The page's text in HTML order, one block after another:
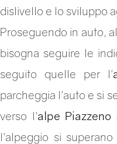
dislivello e lo sviluppo
Proseguendo in auto,
bisogna seguire le
seguito quelle per l'
parcheggia l'auto e si
verso l'alpe Piazzeno
l'alpeggio si